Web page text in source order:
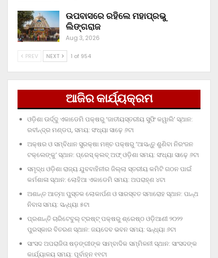
ଉପବାସରେ ରହିଲେ ମହାପ୍ରଭୁ
ଲିଙ୍ଗରାଜ
Aug 3, 2026
PREV NEXT 1 of 954
ଆଜିର କାର୍ଯ୍ୟକ୍ରମ
ଓଡ଼ିଶା ଊର୍ଦ୍ଦୁ ଏକାଡେମି ପକ୍ଷରୁ ‘ଜାତୀୟସ୍ତରୀୟ ସୁଫି କୱାଲି’ ସ୍ଥାନ:
ରବୀନ୍ଦ୍ର ମଣ୍ଡପ, ସମୟ: ସଂଧ୍ୟା ସାଢ଼େ ୬ଟା
ଅକ୍ଷର ଓ ସମ୍ବିଧାନ ସୁରକ୍ଷା ମଞ୍ଚ ପକ୍ଷରୁ ‘ଆସନ୍ତୁ ଶୁଣିବା ନିରଂଜନ
ଟକ୍‌ଲେଙ୍କୁ’ ସ୍ଥାନ: ପ୍ରେସ୍‌ କ୍ଲବ୍‌ ଅଫ୍‌ ଓଡ଼ିଶା ସମୟ: ସଂଧ୍ୟା ସାଢ଼େ ୬ଟା
ସମୃଦ୍ଧ ଓଡ଼ିଶା ରାଜ୍ୟ ଯୁବବାହିନୀର ଜିଲ୍ଲା ସ୍ତରୀୟ କମିଟି ଗଠନ ପାଇଁ
କର୍ମଶାଳା ସ୍ଥାନ: ଲୋହିଆ ଏକାଡେମି ସମୟ: ଅପରାହ୍‌ଣ ୪ଟା
ଅଶାନ୍ତ ଆତ୍ମା ପୁସ୍ତକ ଲୋକାର୍ପଣ ଓ ସାରସ୍ବତ ସମାରୋହ ସ୍ଥାନ: ପାନ୍ଥ
ନିବାସ ସମୟ: ସନ୍ଧ୍ୟା ୫ଟା
ପ୍ରଶାନ୍ତି ଚାରିଟେବୁଲ୍‌ ଟ୍ରଷ୍ଟ୍‌ ପକ୍ଷରୁ ଶ୍ରେଷ୍ଠ ଓଡ଼ିଆଣୀ ୨୦୨୨
ପୁରସ୍କାର ବିତରଣ ସ୍ଥାନ: ଜୟଦେବ ଭବନ ସମୟ: ସନ୍ଧ୍ୟା ୬ଟା
ସାଂସଦ ଅପରାଜିତା ଷଡ଼ଙ୍ଗୀଙ୍କ ସାମ୍ବାଦିକ ସମ୍ମିଳନୀ ସ୍ଥାନ: ସାଂସଦଙ୍କ
କାର୍ଯ୍ୟାଳୟ ସମୟ: ପୂର୍ବାହ୍ନ ୧୧ଟା